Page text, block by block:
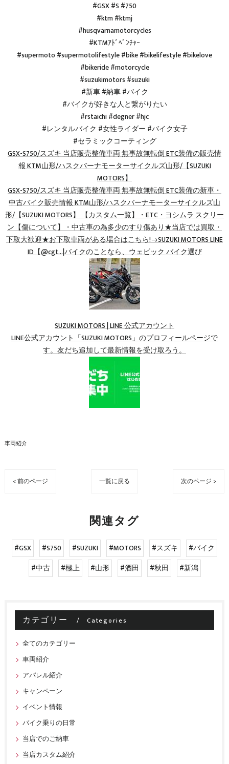
#GSX #S #750
#ktm #ktmj
#husqvarnamotorcycles
#KTMｱﾄﾞﾍﾞﾝﾁｬｰ
#supermoto #supermotolifestyle #bike #bikelifestyle #bikelove
#bikeride #motorcycle
#suzukimotors #suzuki
#新車 #納車 #バイク
#バイクが好きな人と繋がりたい
#rstaichi #degner #hjc
#レンタルバイク #女性ライダー #バイク女子
#セラミックコーティング
GSX-S750/スズキ 当店販売整備車両 無事故無転倒 ETC装備の販売情
報 KTM山形/ハスクバーナモーターサイクルズ山形/【SUZUKI
MOTORS】
GSX-S750/スズキ 当店販売整備車両 無事故無転倒 ETC装備の新車・
中古バイク販売情報 KTM山形/ハスクバーナモーターサイクルズ山
形/【SUZUKI MOTORS】 【カスタム一覧】・ETC・ヨシムラ スクリー
ン【傷について】・中古車の為多少のすり傷あり★当店では買取・
下取大歓迎★お下取車両がある場合はこちら!→SUZUKI MOTORS LINE
ID【@cgt…|バイクのことなら、ウェビック バイク選び
SUZUKI MOTORS | LINE 公式アカウント
LINE公式アカウント「SUZUKI MOTORS」のプロフィールページで
す。友だち追加して最新情報を受け取ろう。
車両紹介
< 前のページ 一覧に戻る 次のページ >
関連タグ
#GSX #S750 #SUZUKI #MOTORS #スズキ
#バイク
#中古
#極上 #山形 #酒田 #秋田 #新潟
カテゴリー Categories
全てのカテゴリー
車両紹介
アパレル紹介
キャンペーン
イベント情報
バイク乗りの日常
当店でのご納車
当店カスタム紹介